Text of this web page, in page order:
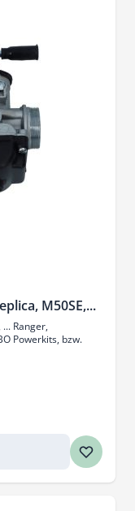
M50SE,...
Ranger,
Powerkits, bzw.